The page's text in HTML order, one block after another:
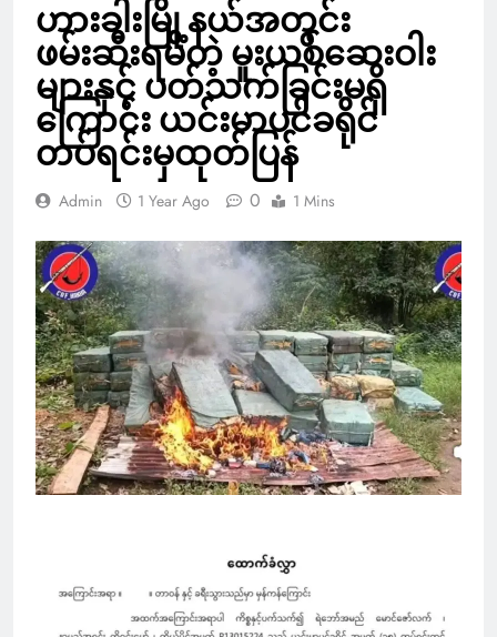
ဟားခါးမြို့နယ်အတွင်း
ဖမ်းဆီးရမိတဲ့ မူးယစ်ဆေးဝါး
များနှင့် ပတ်သက်ခြင်းမရှိ
ကြောင်း ယင်းမာပင်ခရိုင်
တပ်ရင်းမှထုတ်ပြန်
Admin 1 Year Ago 0 1 Mins